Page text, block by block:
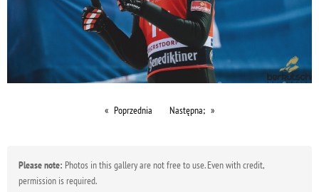
Poprzednia Następna;
Please note: Photos in this gallery are not free to use. Even with credit,
permission is required.